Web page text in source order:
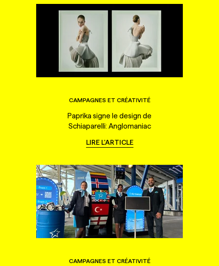
CAMPAGNES ET CRÉATIVITÉ
Paprika signe le design de
Schiaparelli: Anglomaniac
LIRE L'ARTICLE
CAMPAGNES ET CRÉATIVITÉ